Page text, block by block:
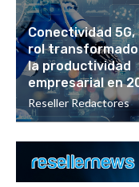
Conectividad 5G,
rol
la productividad
empresarial en
Reseller Redactores